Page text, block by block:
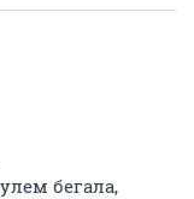
бегала,